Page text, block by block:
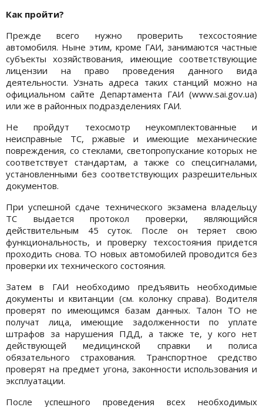
Как пройти?
Прежде всего нужно проверить техсостояние
автомобиля. Ныне этим, кроме ГАИ, занимаются частные
субъекты хозяйствования, имеющие соответствующие
лицензии на право проведения данного вида
деятельности. Узнать адреса таких станций можно на
официальном сайте Департамента ГАИ (www.sai.gov.ua)
или же в районных подразделениях ГАИ.
Не пройдут техосмотр неукомплектованные и
неисправные ТС, ржавые и имеющие механические
повреждения, со стеклами, светопропускание которых не
соответствует стандартам, а также со спецсигналами,
установленными без соответствующих разрешительных
документов.
При успешной сдаче технического экзамена владельцу
ТС выдается протокол проверки, являющийся
действительным 45 суток. После он теряет свою
функциональность, и проверку техсостояния придется
проходить снова. ТО новых автомобилей проводится без
проверки их технического состояния.
Затем в ГАИ необходимо предъявить необходимые
документы и квитанции (см. колонку справа). Водителя
проверят по имеющимся базам данных. Талон ТО не
получат лица, имеющие задолженности по уплате
штрафов за нарушения ПДД, а также те, у кого нет
действующей медицинской справки и полиса
обязательного страхования. Транспортное средство
проверят на предмет угона, законности использования и
эксплуатации.
После успешного проведения всех необходимых